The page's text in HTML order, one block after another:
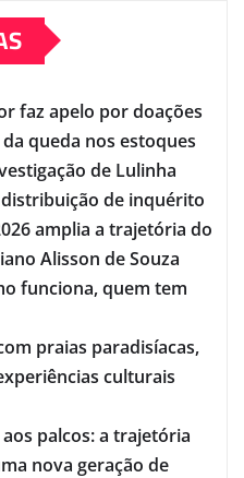
faz apelo por doações
queda nos estoques
de Lulinha
de inquérito
amplia a trajetória do
Alisson de Souza
funciona, quem tem
praias paradisíacas,
culturais
palcos: a trajetória
nova geração de